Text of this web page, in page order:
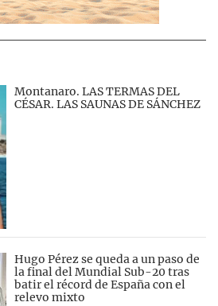
Montanaro. LAS TERMAS DEL
CÉSAR. LAS SAUNAS DE SÁNCHEZ
Hugo Pérez se queda a un paso de
la final del Mundial Sub-20 tras
batir el récord de España con el
relevo mixto